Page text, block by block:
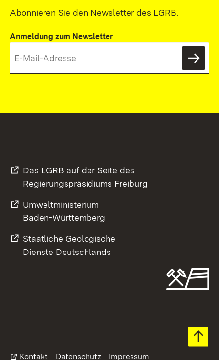
Abonnieren Sie den Newsletter des LGRB.
Anmeldung zum Newsletter
Das LGRB auf der Seite des
Regierungspräsidiums Freiburg
Umweltministerium
Baden-Württemberg
Staatliche Geologische
Dienste Deutschlands
Footer
Kontakt Datenschutz Impressum